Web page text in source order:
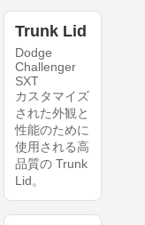
Trunk Lid
Dodge
Challenger
SXT
カスタマイズ
された外観と
性能のために
使用される高
品質の Trunk
Lid。